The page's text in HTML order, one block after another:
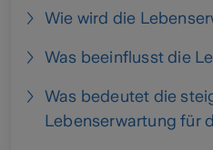
Wie wird die
Was beeinflusst die
Was bedeutet die
Lebenserwartung für